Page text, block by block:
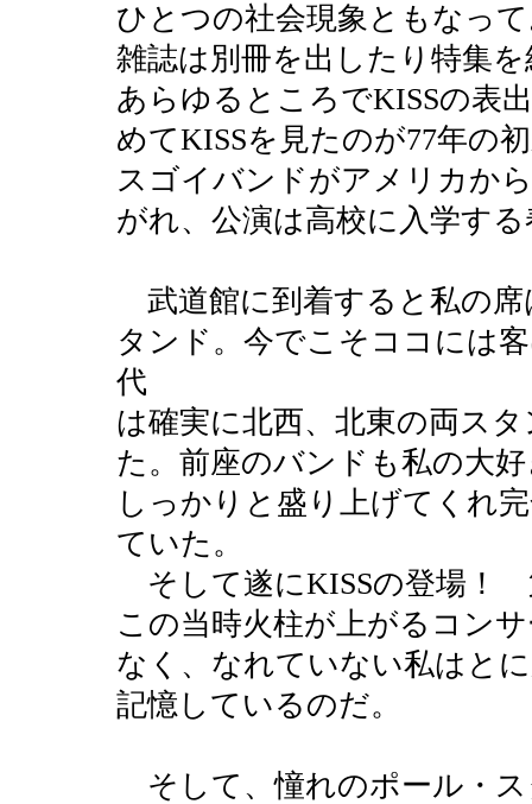
ひとつの社会現象ともなっ
雑誌は別冊を出したり特集
あらゆるところでKISSの表
めてKISSを見たのが77年の
スゴイバンドがアメリカか
がれ、公演は高校に入学す
武道館に到着すると私の
タンド。今でこそココには
代
は確実に北西、北東の両ス
た。前座のバンドも私の大
しっかりと盛り上げてくれ
ていた。
そして遂にKISSの登場！
この当時火柱が上がるコン
なく、なれていない私はと
記憶しているのだ。
そして、憧れのポール・